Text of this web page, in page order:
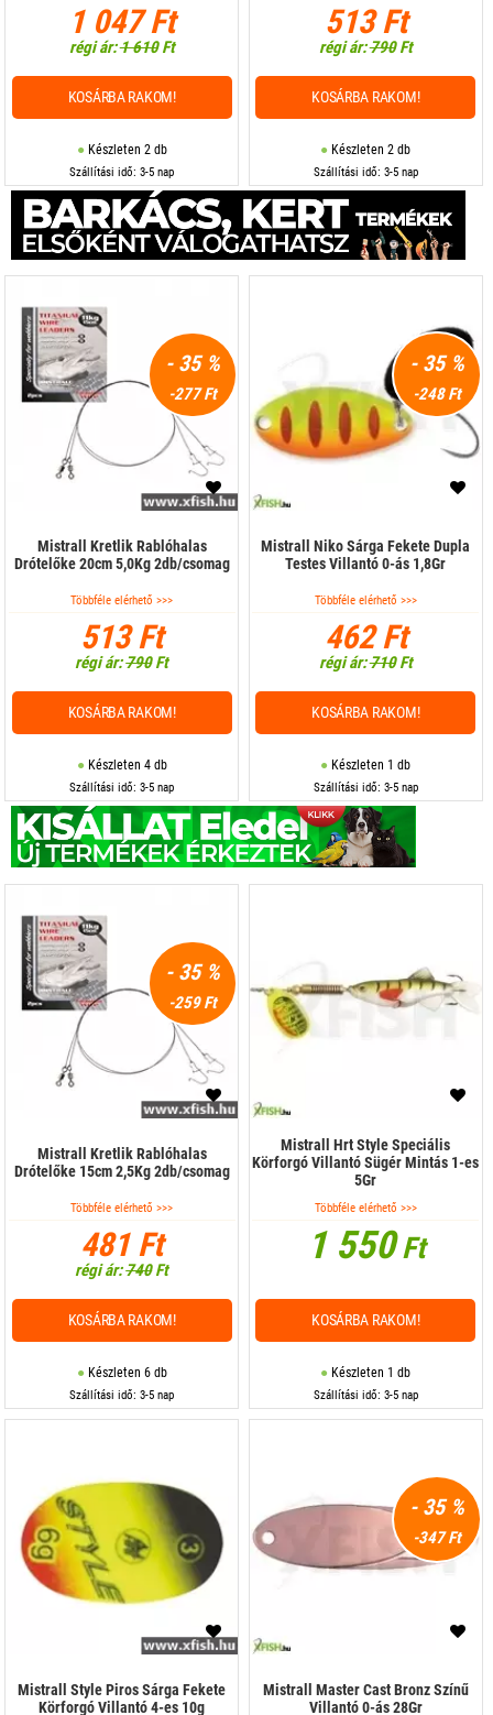
1 047 Ft
régi ár:1 610Ft
Készleten 2 db
Szállítási idő: 3-5 nap
KOSÁRBA RAKOM!
513 Ft
régi ár:790Ft
Készleten 2 db
Szállítási idő: 3-5 nap
KOSÁRBA RAKOM!
- 35 %
-277 Ft
Mistrall Kretlik Rablóhalas
Drótelőke 20cm 5,0Kg 2db/csomag
Többféle elérhető >>>
513 Ft
régi ár:790Ft
Készleten 4 db
Szállítási idő: 3-5 nap
KOSÁRBA RAKOM!
- 35 %
-248 Ft
Mistrall Niko Sárga Fekete Dupla
Testes Villantó 0-ás 1,8Gr
Többféle elérhető >>>
462 Ft
régi ár:710Ft
Készleten 1 db
Szállítási idő: 3-5 nap
KOSÁRBA RAKOM!
- 35 %
-259 Ft
Mistrall Kretlik Rablóhalas
Drótelőke 15cm 2,5Kg 2db/csomag
Többféle elérhető >>>
481 Ft
régi ár:740Ft
Készleten 6 db
Szállítási idő: 3-5 nap
KOSÁRBA RAKOM!
Mistrall Hrt Style Speciális
Körforgó Villantó Sügér Mintás 1-es
5Gr
Többféle elérhető >>>
1 550Ft
Készleten 1 db
Szállítási idő: 3-5 nap
KOSÁRBA RAKOM!
Mistrall Style Piros Sárga Fekete
Körforgó Villantó 4-es 10g
- 35 %
-347 Ft
Mistrall Master Cast Bronz Színű
Villantó 0-ás 28Gr